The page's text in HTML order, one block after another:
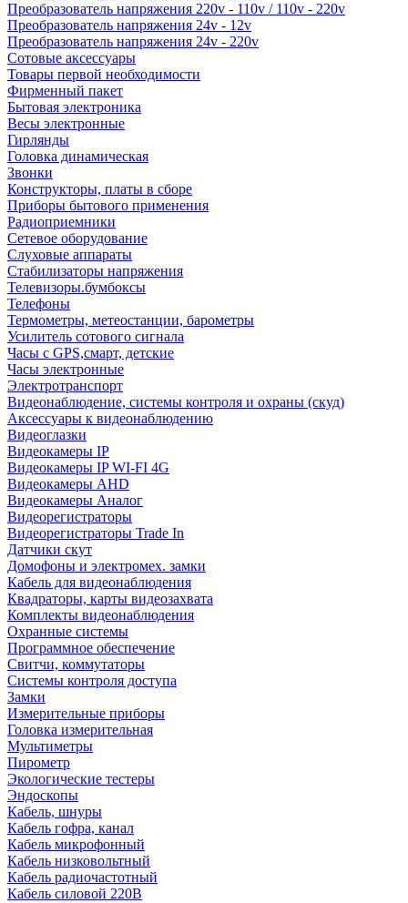
Преобразователь напряжения 220v - 110v / 110v - 220v
Преобразователь напряжения 24v - 12v
Преобразователь напряжения 24v - 220v
Сотовые аксессуары
Товары первой необходимости
Фирменный пакет
Бытовая электроника
Весы электронные
Гирлянды
Головка динамическая
Звонки
Конструкторы, платы в сборе
Приборы бытового применения
Радиоприемники
Сетевое оборудование
Слуховые аппараты
Стабилизаторы напряжения
Телевизоры.бумбоксы
Телефоны
Термометры, метеостанции, барометры
Усилитель сотового сигнала
Часы с GPS,смарт, детские
Часы электронные
Электротранспорт
Видеонаблюдение, системы контроля и охраны (скуд)
Аксессуары к видеонаблюдению
Видеоглазки
Видеокамеры IP
Видеокамеры IP WI-FI 4G
Видеокамеры AHD
Видеокамеры Аналог
Видеорегистраторы
Видеорегистраторы Trade In
Датчики скут
Домофоны и электромех. замки
Кабель для видеонаблюдения
Квадраторы, карты видеозахвата
Комплекты видеонаблюдения
Охранные системы
Программное обеспечение
Свитчи, коммутаторы
Системы контроля доступа
Замки
Измерительные приборы
Головка измерительная
Мультиметры
Пирометр
Экологические тестеры
Эндоскопы
Кабель, шнуры
Кабель гофра, канал
Кабель микрофонный
Кабель низковольтный
Кабель радиочастотный
Кабель силовой 220В